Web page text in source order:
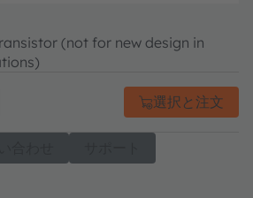
(not for new design in
選択と注文